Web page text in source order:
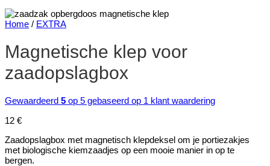
Home / EXTRA
Magnetische klep voor
zaadopslagbox
Gewaardeerd 5 op 5 gebaseerd op 1 klant waardering
12 €
Zaadopslagbox met magnetisch klepdeksel om je portiezakjes
met biologische kiemzaadjes op een mooie manier in op te
bergen.